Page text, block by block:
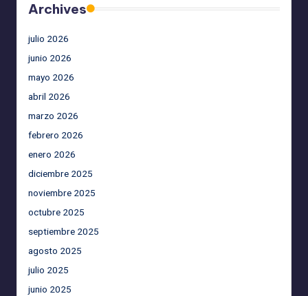
Archives
julio 2026
junio 2026
mayo 2026
abril 2026
marzo 2026
febrero 2026
enero 2026
diciembre 2025
noviembre 2025
octubre 2025
septiembre 2025
agosto 2025
julio 2025
junio 2025